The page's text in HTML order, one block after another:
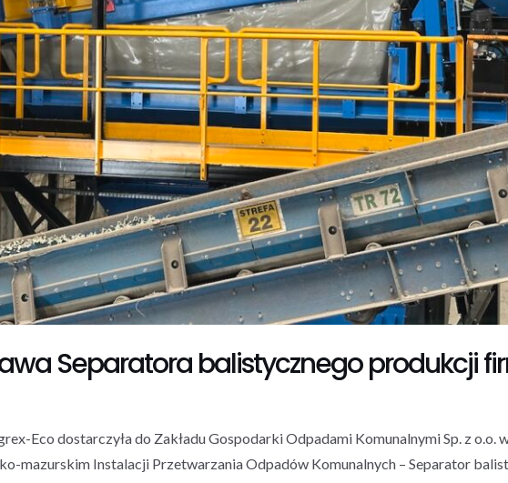
Separatora balistycznego produkcji
Eco dostarczyła do Zakładu Gospodarki Odpadami Komunalnymi Sp. z o.o.
mazurskim Instalacji Przetwarzania Odpadów Komunalnych – Separator